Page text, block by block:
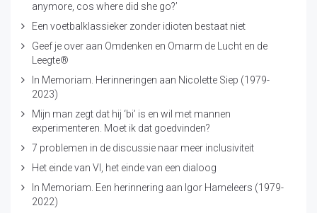
anymore, cos where did she go?’
Een voetbalklassieker zonder idioten bestaat niet
Geef je over aan Omdenken en Omarm de Lucht en de
Leegte®
In Memoriam. Herinneringen aan Nicolette Siep (1979-
2023)
Mijn man zegt dat hij ‘bi’ is en wil met mannen
experimenteren. Moet ik dat goedvinden?
7 problemen in de discussie naar meer inclusiviteit
Het einde van VI, het einde van een dialoog
In Memoriam. Een herinnering aan Igor Hameleers (1979-
2022)